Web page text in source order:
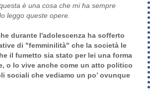
è una cosa che mi ha sempre
leggo queste opere.
durante l'adolescenza ha sofferto
di "femminilità" che la società le
il fumetto sia stato per lei una forma
o lo vive anche come un atto politico
sociali che vediamo un po’ ovunque